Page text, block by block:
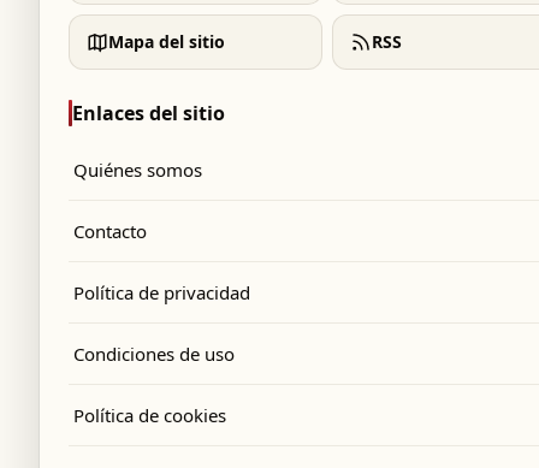
Mapa del sitio RSS
Enlaces del sitio
Quiénes somos
Contacto
Política de privacidad
Condiciones de uso
Política de cookies